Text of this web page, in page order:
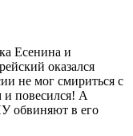
Есенина и
оказался
не мог смириться с
и повесился! А
обвиняют в его